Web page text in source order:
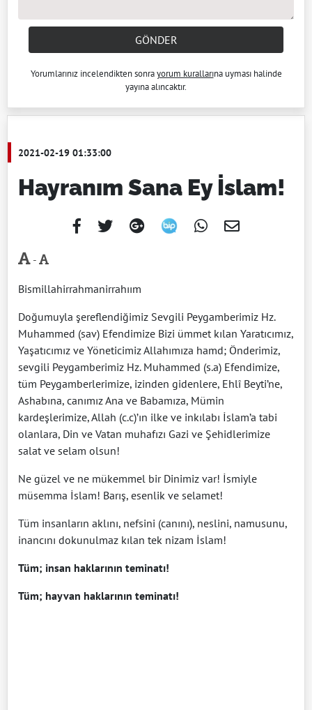
GÖNDER
Yorumlarınız incelendikten sonrayorum kurallarına uyması halinde
yayına alıncaktır.
2021-02-19 01:33:00
Hayranım Sana Ey İslam!
-
Bismillahirrahmanirrahıım
Doğumuyla şereflendiğimiz Sevgili Peygamberimiz Hz.
Muhammed (sav) Efendimize Bizi ümmet kılan Yaratıcımız,
Yaşatıcımız ve Yöneticimiz Allahımıza hamd; Önderimiz,
sevgili Peygamberimiz Hz. Muhammed (s.a) Efendimize,
tüm Peygamberlerimize, izinden gidenlere, Ehlî Beyti’ne,
Ashabına, canımız Ana ve Babamıza, Mümin
kardeşlerimize, Allah (c.c)’ın ilke ve inkılabı İslam’a tabi
olanlara, Din ve Vatan muhafızı Gazi ve Şehidlerimize
salat ve selam olsun!
Ne güzel ve ne mükemmel bir Dinimiz var! İsmiyle
müsemma İslam! Barış, esenlik ve selamet!
Tüm insanların aklını, nefsini (canını), neslini, namusunu,
inancını dokunulmaz kılan tek nizam İslam!
Tüm; insan haklarının teminatı!
Tüm; hayvan haklarının teminatı!